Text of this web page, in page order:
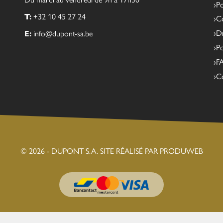
T: +32 10 45 27 24
E: info@dupont-sa.be
© 2026 - DUPONT S.A. SITE RÉALISÉ PAR PRODUWEB